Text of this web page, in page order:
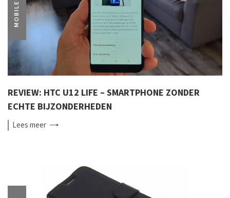
MOBILE
REVIEW: HTC U12 LIFE – SMARTPHONE ZONDER
ECHTE BIJZONDERHEDEN
Leesmeer